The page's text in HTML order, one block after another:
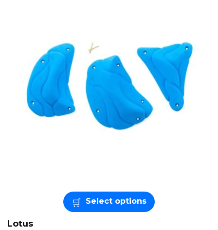
Select options
Lotus